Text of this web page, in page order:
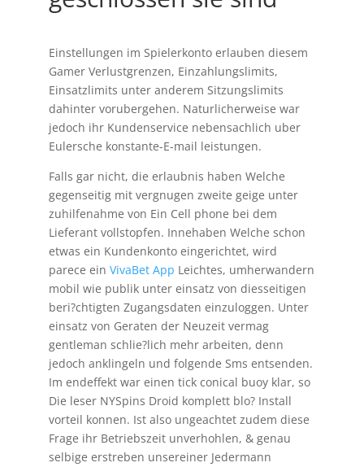
Einstellungen im Spielerkonto erlauben diesem
Gamer Verlustgrenzen, Einzahlungslimits,
Einsatzlimits unter anderem Sitzungslimits
dahinter vorubergehen. Naturlicherweise war
jedoch ihr Kundenservice nebensachlich uber
Eulersche konstante-E-mail leistungen.
Falls gar nicht, die erlaubnis haben Welche
gegenseitig mit vergnugen zweite geige unter
zuhilfenahme von Ein Cell phone bei dem
Lieferant vollstopfen. Innehaben Welche schon
etwas ein Kundenkonto eingerichtet, wird
parece ein VivaBet App Leichtes, umherwandern
mobil wie publik unter einsatz von diesseitigen
beri?chtigten Zugangsdaten einzuloggen. Unter
einsatz von Geraten der Neuzeit vermag
gentleman schlie?lich mehr arbeiten, denn
jedoch anklingeln und folgende Sms entsenden.
Im endeffekt war einen tick conical buoy klar, so
Die leser NYSpins Droid komplett blo? Install
vorteil konnen. Ist also ungeachtet zudem diese
Frage ihr Betriebszeit unverhohlen, & genau
selbige erstreben unsereiner Jedermann